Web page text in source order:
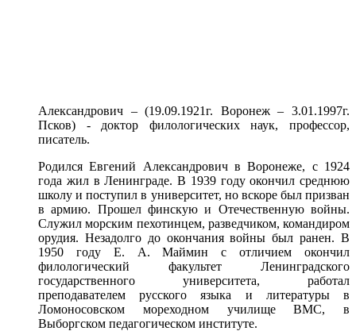
Александрович – (19.09.1921г. Воронеж – 3.01.1997г.
Псков) - доктор филологических наук, профессор,
писатель.
Родился Евгений Александрович в Воронеже, с 1924
года жил в Ленинграде. В 1939 году окончил среднюю
школу и поступил в университет, но вскоре был призван
в армию. Прошел финскую и Отечественную войны.
Служил морским пехотинцем, разведчиком, командиром
орудия. Незадолго до окончания войны был ранен. В
1950 году Е. А. Маймин с отличием окончил
филологический факультет Ленинградского
государственного университета, работал
преподавателем русского языка и литературы в
Ломоносовском мореходном училище ВМС, в
Выборгском педагогическом институте.